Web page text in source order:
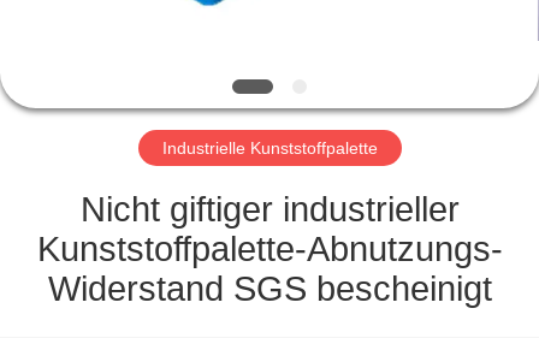
SIE
MIT
VERBINDUNG
Industrielle Kunststoffpalette
Nicht giftiger industrieller
Kunststoffpalette-Abnutzungs-
Widerstand SGS bescheinigt